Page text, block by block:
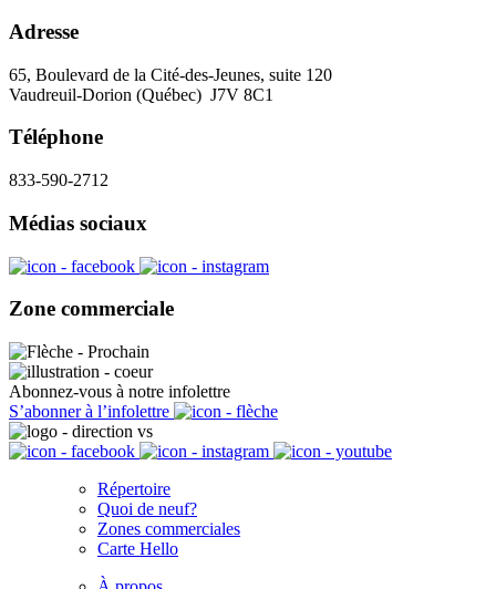
Adresse
65, Boulevard de la Cité-des-Jeunes, suite 120
Vaudreuil-Dorion (Québec) J7V 8C1
Téléphone
833-590-2712
Médias sociaux
Zone commerciale
Abonnez-vous à notre infolettre
S’abonner à l’infolettre
Répertoire
Quoi de neuf?
Zones commerciales
Carte Hello